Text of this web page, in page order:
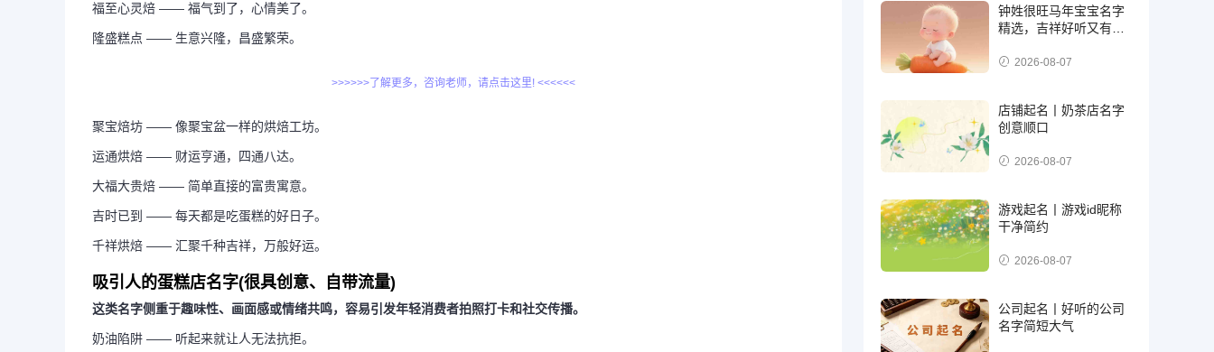
福至心灵焙 —— 福气到了，心情美了。
隆盛糕点 —— 生意兴隆，昌盛繁荣。
>>>>>>了解更多，咨询老师，请点击这里! <<<<<<
聚宝焙坊 —— 像聚宝盆一样的烘焙工坊。
运通烘焙 —— 财运亨通，四通八达。
大福大贵焙 —— 简单直接的富贵寓意。
吉时已到 —— 每天都是吃蛋糕的好日子。
千祥烘焙 —— 汇聚千种吉祥，万般好运。
吸引人的蛋糕店名字(很具创意、自带流量)
这类名字侧重于趣味性、画面感或情绪共鸣，容易引发年轻消费者拍照打卡和社交传播。
奶油陷阱 —— 听起来就让人无法抗拒。
钟姓很旺马年宝宝名字
精选，吉祥好听又有福
2026-08-07
店铺起名丨奶茶店名字
创意顺口
2026-08-07
游戏起名丨游戏id昵称
干净简约
2026-08-07
公司起名丨好听的公司
名字简短大气